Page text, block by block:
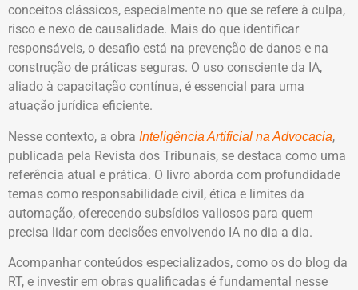
conceitos clássicos, especialmente no que se refere à culpa,
risco e nexo de causalidade. Mais do que identificar
responsáveis, o desafio está na prevenção de danos e na
construção de práticas seguras. O uso consciente da IA,
aliado à capacitação contínua, é essencial para uma
atuação jurídica eficiente.
Nesse contexto, a obra Inteligência Artificial na Advocacia,
publicada pela Revista dos Tribunais, se destaca como uma
referência atual e prática. O livro aborda com profundidade
temas como responsabilidade civil, ética e limites da
automação, oferecendo subsídios valiosos para quem
precisa lidar com decisões envolvendo IA no dia a dia.
Acompanhar conteúdos especializados, como os do blog da
RT, e investir em obras qualificadas é fundamental nesse